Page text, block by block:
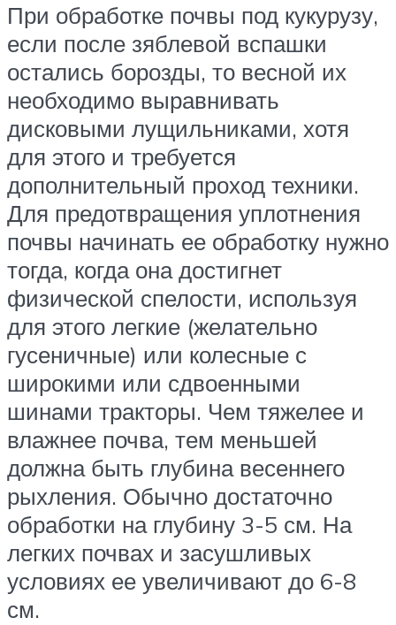
При обработке почвы под кукурузу,
если после зяблевой вспашки
остались борозды, то весной их
необходимо выравнивать
дисковыми лущильниками, хотя
для этого и требуется
дополнительный проход техники.
Для предотвращения уплотнения
почвы начинать ее обработку нужно
тогда, когда она достигнет
физической спелости, используя
для этого легкие (желательно
гусеничные) или колесные с
широкими или сдвоенными
шинами тракторы. Чем тяжелее и
влажнее почва, тем меньшей
должна быть глубина весеннего
рыхления. Обычно достаточно
обработки на глубину 3-5 см. На
легких почвах и засушливых
условиях ее увеличивают до 6-8
см.